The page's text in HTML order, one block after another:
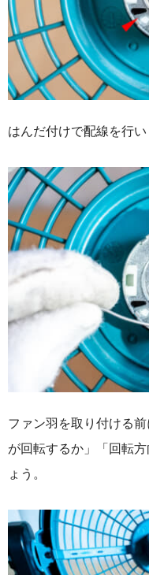
はんだ付けで配線を行い
ファン羽を取り付ける
が回転するか」「回転
ょう。